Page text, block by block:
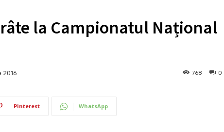
la Campionatul Național
2016 0
768
Pinterest WhatsApp